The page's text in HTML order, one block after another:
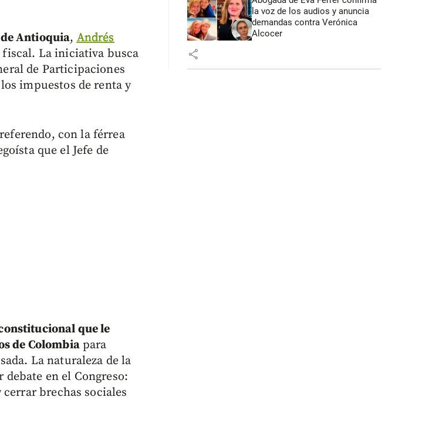
Antioquia,Andrés
La iniciativa busca
de Participaciones
impuestos de renta y
con la férrea
que el Jefe de
que le
de Colombiapara
La naturaleza de la
en el Congreso:
brechas sociales
la voz de los audios y anuncia
demandas contra Verónica
Alcocer
share